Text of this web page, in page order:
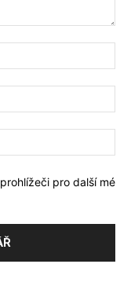
pro další mé